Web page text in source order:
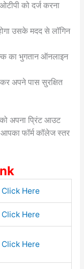
को दर्ज करना
उसके मदद से लॉगिन
का भुगतान ऑनलाइन
अपने पास सुरक्षित
को अपना प्रिंट आउट
फॉर्म कॉलेज स्तर
Click Here
Click Here
Click Here